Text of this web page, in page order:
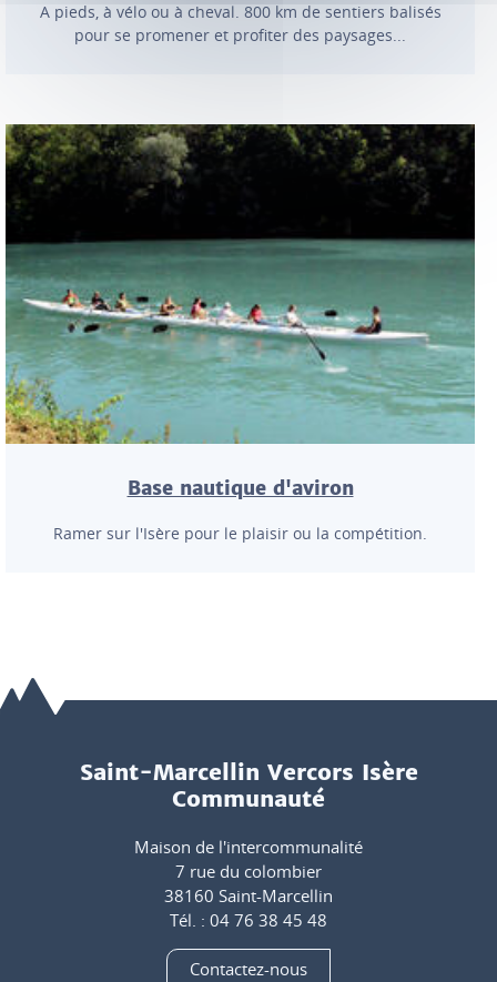
A pieds, à vélo ou à cheval. 800 km de sentiers balisés
pour se promener et profiter des paysages...
Base nautique d'aviron
Ramer sur l'Isère pour le plaisir ou la compétition.
Saint-Marcellin Vercors Isère
Communauté
Maison de l'intercommunalité
7 rue du colombier
38160 Saint-Marcellin
Tél. : 04 76 38 45 48
Contactez-nous